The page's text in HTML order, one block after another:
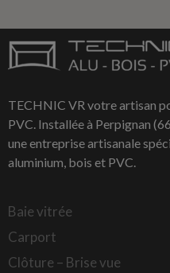
TECHNIC VR votre artisan
PVC. Installée à Perpignan
une entreprise artisanale
aluminium, bois et PVC.
Baie vitrée
Carport
Clôture – Brise vue